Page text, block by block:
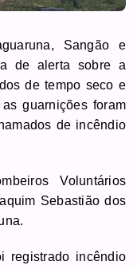
Sangão e
de alerta sobre a
de tempo seco e
guarnições foram
de incêndio
Voluntários
Sebastião dos
registrado incêndio